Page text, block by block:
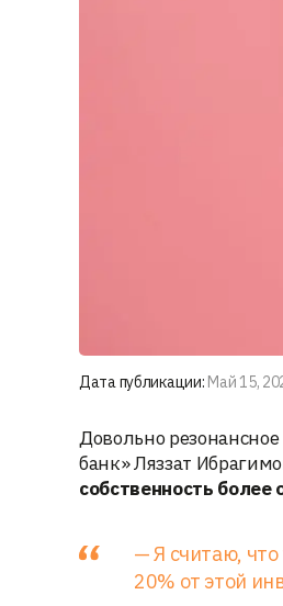
Дата публикации: Май 15,
Довольно
банк» Ляззат
собственность более
— Я считаю,
20% от этой